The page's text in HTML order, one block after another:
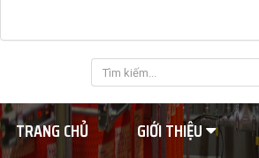
TRANG CHỦ GIỚI THIỆU